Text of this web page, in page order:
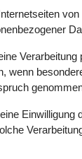
wenn
Einwilligung